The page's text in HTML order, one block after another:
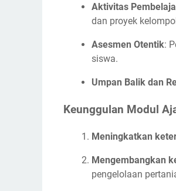
Aktivitas
dan proyek
Asesmen Otentik:
siswa.
Umpan Balik dan
Keunggulan Modul
Meningkatkan
Mengembangkan
pengelolaan